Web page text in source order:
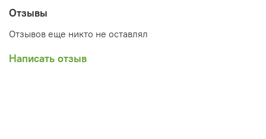
Отзывы
Отзывов еще никто не оставлял
Написать отзыв